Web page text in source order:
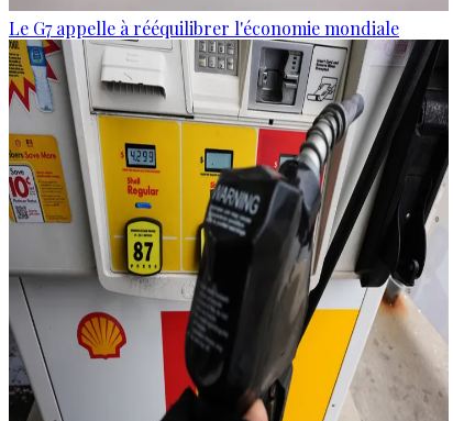
Le G7 appelle à rééquilibrer l'économie mondiale